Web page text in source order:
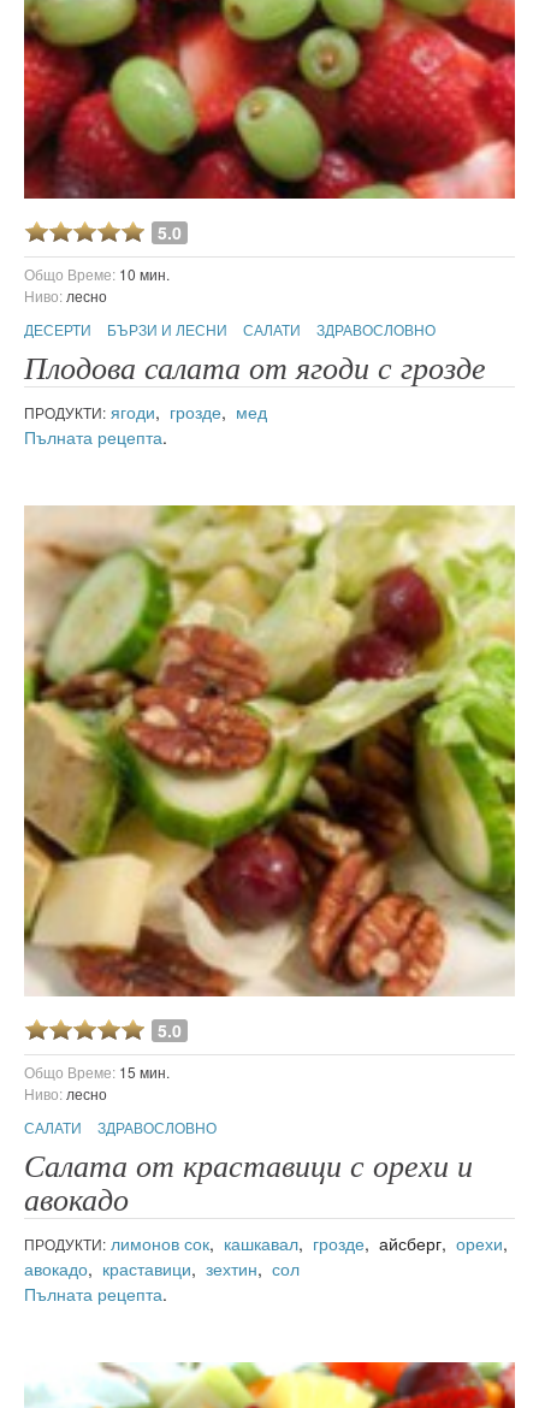
5.0
Общо Време: 10 мин.
Ниво: лесно
ДЕСЕРТИ
БЪРЗИ И ЛЕСНИ САЛАТИ ЗДРАВОСЛОВНО
Плодова салата от ягоди с грозде
ПРОДУКТИ: ягоди, грозде, мед
Пълната рецепта.
5.0
Общо Време: 15 мин.
Ниво: лесно
САЛАТИ
ЗДРАВОСЛОВНО
Салата от краставици с орехи и
авокадо
ПРОДУКТИ: лимонов сок, кашкавал, грозде, айсберг, орехи,
авокадо, краставици, зехтин, сол
Пълната рецепта.